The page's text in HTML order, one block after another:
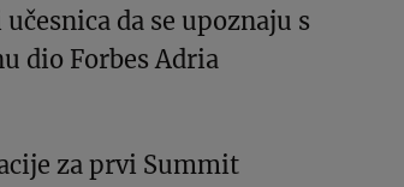
da se upoznaju s
dio Forbes Adria
za prvi Summit